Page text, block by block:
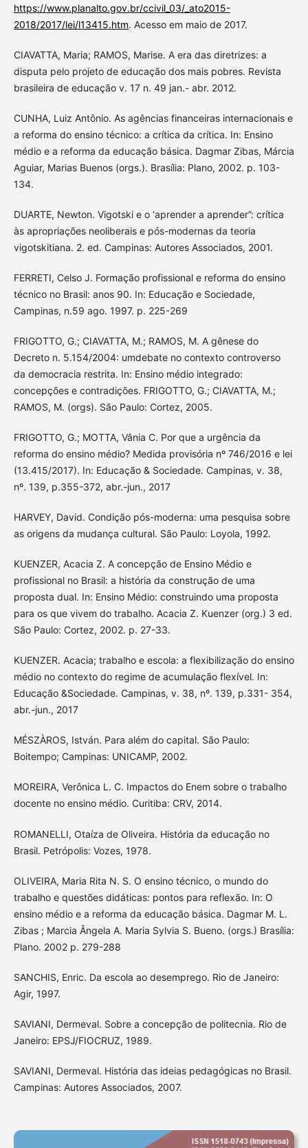
https://www.planalto.gov.br/ccivil_03/_ato2015-
2018/2017/lei/l13415.htm. Acesso em maio de 2017.
CIAVATTA, Maria; RAMOS, Marise. A era das diretrizes: a
disputa pelo projeto de educação dos mais pobres. Revista
brasileira de educação v. 17 n. 49 jan.- abr. 2012.
CUNHA, Luiz Antônio. As agências financeiras internacionais e
a reforma do ensino técnico: a crítica da crítica. In: Ensino
médio e a reforma da educação básica. Dagmar Zibas, Márcia
Aguiar, Marias Buenos (orgs.). Brasília: Plano, 2002. p. 103-
134.
DUARTE, Newton. Vigotski e o ‘aprender a aprender”: crítica
às apropriações neoliberais e pós-modernas da teoria
vigotskitiana. 2. ed. Campinas: Autores Associados, 2001.
FERRETI, Celso J. Formação profissional e reforma do ensino
técnico no Brasil: anos 90. In: Educação e Sociedade,
Campinas, n.59 ago. 1997. p. 225-269
FRIGOTTO, G.; CIAVATTA, M.; RAMOS, M. A gênese do
Decreto n. 5.154/2004: umdebate no contexto controverso
da democracia restrita. In: Ensino médio integrado:
concepções e contradições. FRIGOTTO, G.; CIAVATTA, M.;
RAMOS, M. (orgs). São Paulo: Cortez, 2005.
FRIGOTTO, G.; MOTTA, Vânia C. Por que a urgência da
reforma do ensino médio? Medida provisória nº 746/2016 e lei
(13.415/2017). In: Educação & Sociedade. Campinas, v. 38,
nº. 139, p.355-372, abr.-jun., 2017
HARVEY, David. Condição pós-moderna: uma pesquisa sobre
as origens da mudança cultural. São Paulo: Loyola, 1992.
KUENZER, Acacia Z. A concepção de Ensino Médio e
profissional no Brasil: a história da construção de uma
proposta dual. In: Ensino Médio: construindo uma proposta
para os que vivem do trabalho. Acacia Z. Kuenzer (org.) 3 ed.
São Paulo: Cortez, 2002. p. 27-33.
KUENZER. Acacia; trabalho e escola: a flexibilização do ensino
médio no contexto do regime de acumulação flexível. In:
Educação &Sociedade. Campinas, v. 38, nº. 139, p.331- 354,
abr.-jun., 2017
MÉSZÀROS, István. Para além do capital. São Paulo:
Boitempo; Campinas: UNICAMP, 2002.
MOREIRA, Verônica L. C. Impactos do Enem sobre o trabalho
docente no ensino médio. Curitiba: CRV, 2014.
ROMANELLI, Otaíza de Oliveira. História da educação no
Brasil. Petrópolis: Vozes, 1978.
OLIVEIRA, Maria Rita N. S. O ensino técnico, o mundo do
trabalho e questões didáticas: pontos para reflexão. In: O
ensino médio e a reforma da educação básica. Dagmar M. L.
Zibas ; Marcia Ângela A. Maria Sylvia S. Bueno. (orgs.) Brasília:
Plano. 2002 p. 279-288
SANCHIS, Enric. Da escola ao desemprego. Rio de Janeiro:
Agir, 1997.
SAVIANI, Dermeval. Sobre a concepção de politecnia. Rio de
Janeiro: EPSJ/FIOCRUZ, 1989.
SAVIANI, Dermeval. História das ideias pedagógicas no Brasil.
Campinas: Autores Associados, 2007.